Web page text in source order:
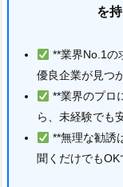
を
**業界No.1の
優良企業が見つ
**業界のプロ
ら、未経験でも
**無理な勧誘
聞くだけでもOK